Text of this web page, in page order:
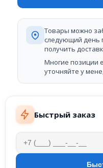
Быстрый заказ
Товары можно
следующий день
получить
Многие позиции
уточняйте у